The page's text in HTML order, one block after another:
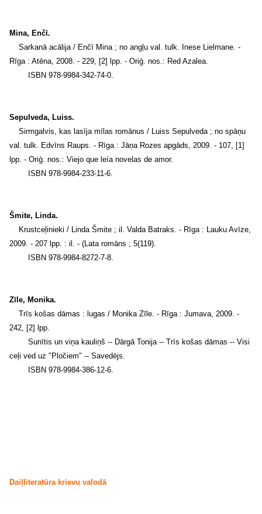
Mina, Enčī.
Sarkanā acālija / Enčī Mina ; no angļu val. tulk. Inese Lielmane. -
Rīga : Atēna, 2008. - 229, [2] lpp. - Oriģ. nos.: Red Azalea.
ISBN 978-9984-342-74-0.
Sepulveda, Luiss.
Sirmgalvis, kas lasīja mīlas romānus / Luiss Sepulveda ; no spāņu
val. tulk. Edvīns Raups. - Rīga : Jāņa Rozes apgāds, 2009. - 107, [1]
lpp. - Oriģ. nos.: Viejo que leía novelas de amor.
ISBN 978-9984-233-11-6.
Šmite, Linda.
Krustceļinieki / Linda Šmite ; il. Valda Batraks. - Rīga : Lauku Avīze,
2009. - 207 lpp. : il. - (Lata romāns ; 5(119).
ISBN 978-9984-8272-7-8.
Zīle, Monika.
Trīs košas dāmas : lugas / Monika Zīle. - Rīga : Jumava, 2009. -
242, [2] lpp.
Sunītis un viņa kauliņš -- Dārgā Tonija -- Trīs košas dāmas -- Visi
ceļi ved uz "Pločiem" -- Savedējs.
ISBN 978-9984-386-12-6.
Daiļliteratūra krievu valodā